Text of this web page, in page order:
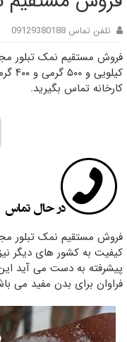
تلفن تماس 09129380188
کارخانه تماس بگیرید.
فروش مستقیم نمک تبلور
کیفیت به کشور های دیگر
پیشرفته به دست می آید
فراوان برای بدن مفید می